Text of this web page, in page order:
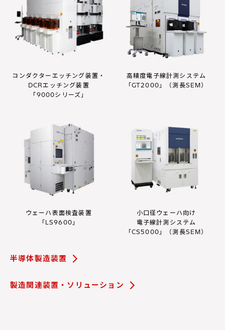
コンダクターエッチング装置・
DCRエッチング装置
「9000シリーズ」
高精度電子線計測システム
「GT2000」（測長SEM）
ウェーハ表面検査装置
「LS9600」
小口径ウェーハ向け
電子線計測システム
「CS5000」（測長SEM）
半導体製造装置
製造関連装置・ソリューション